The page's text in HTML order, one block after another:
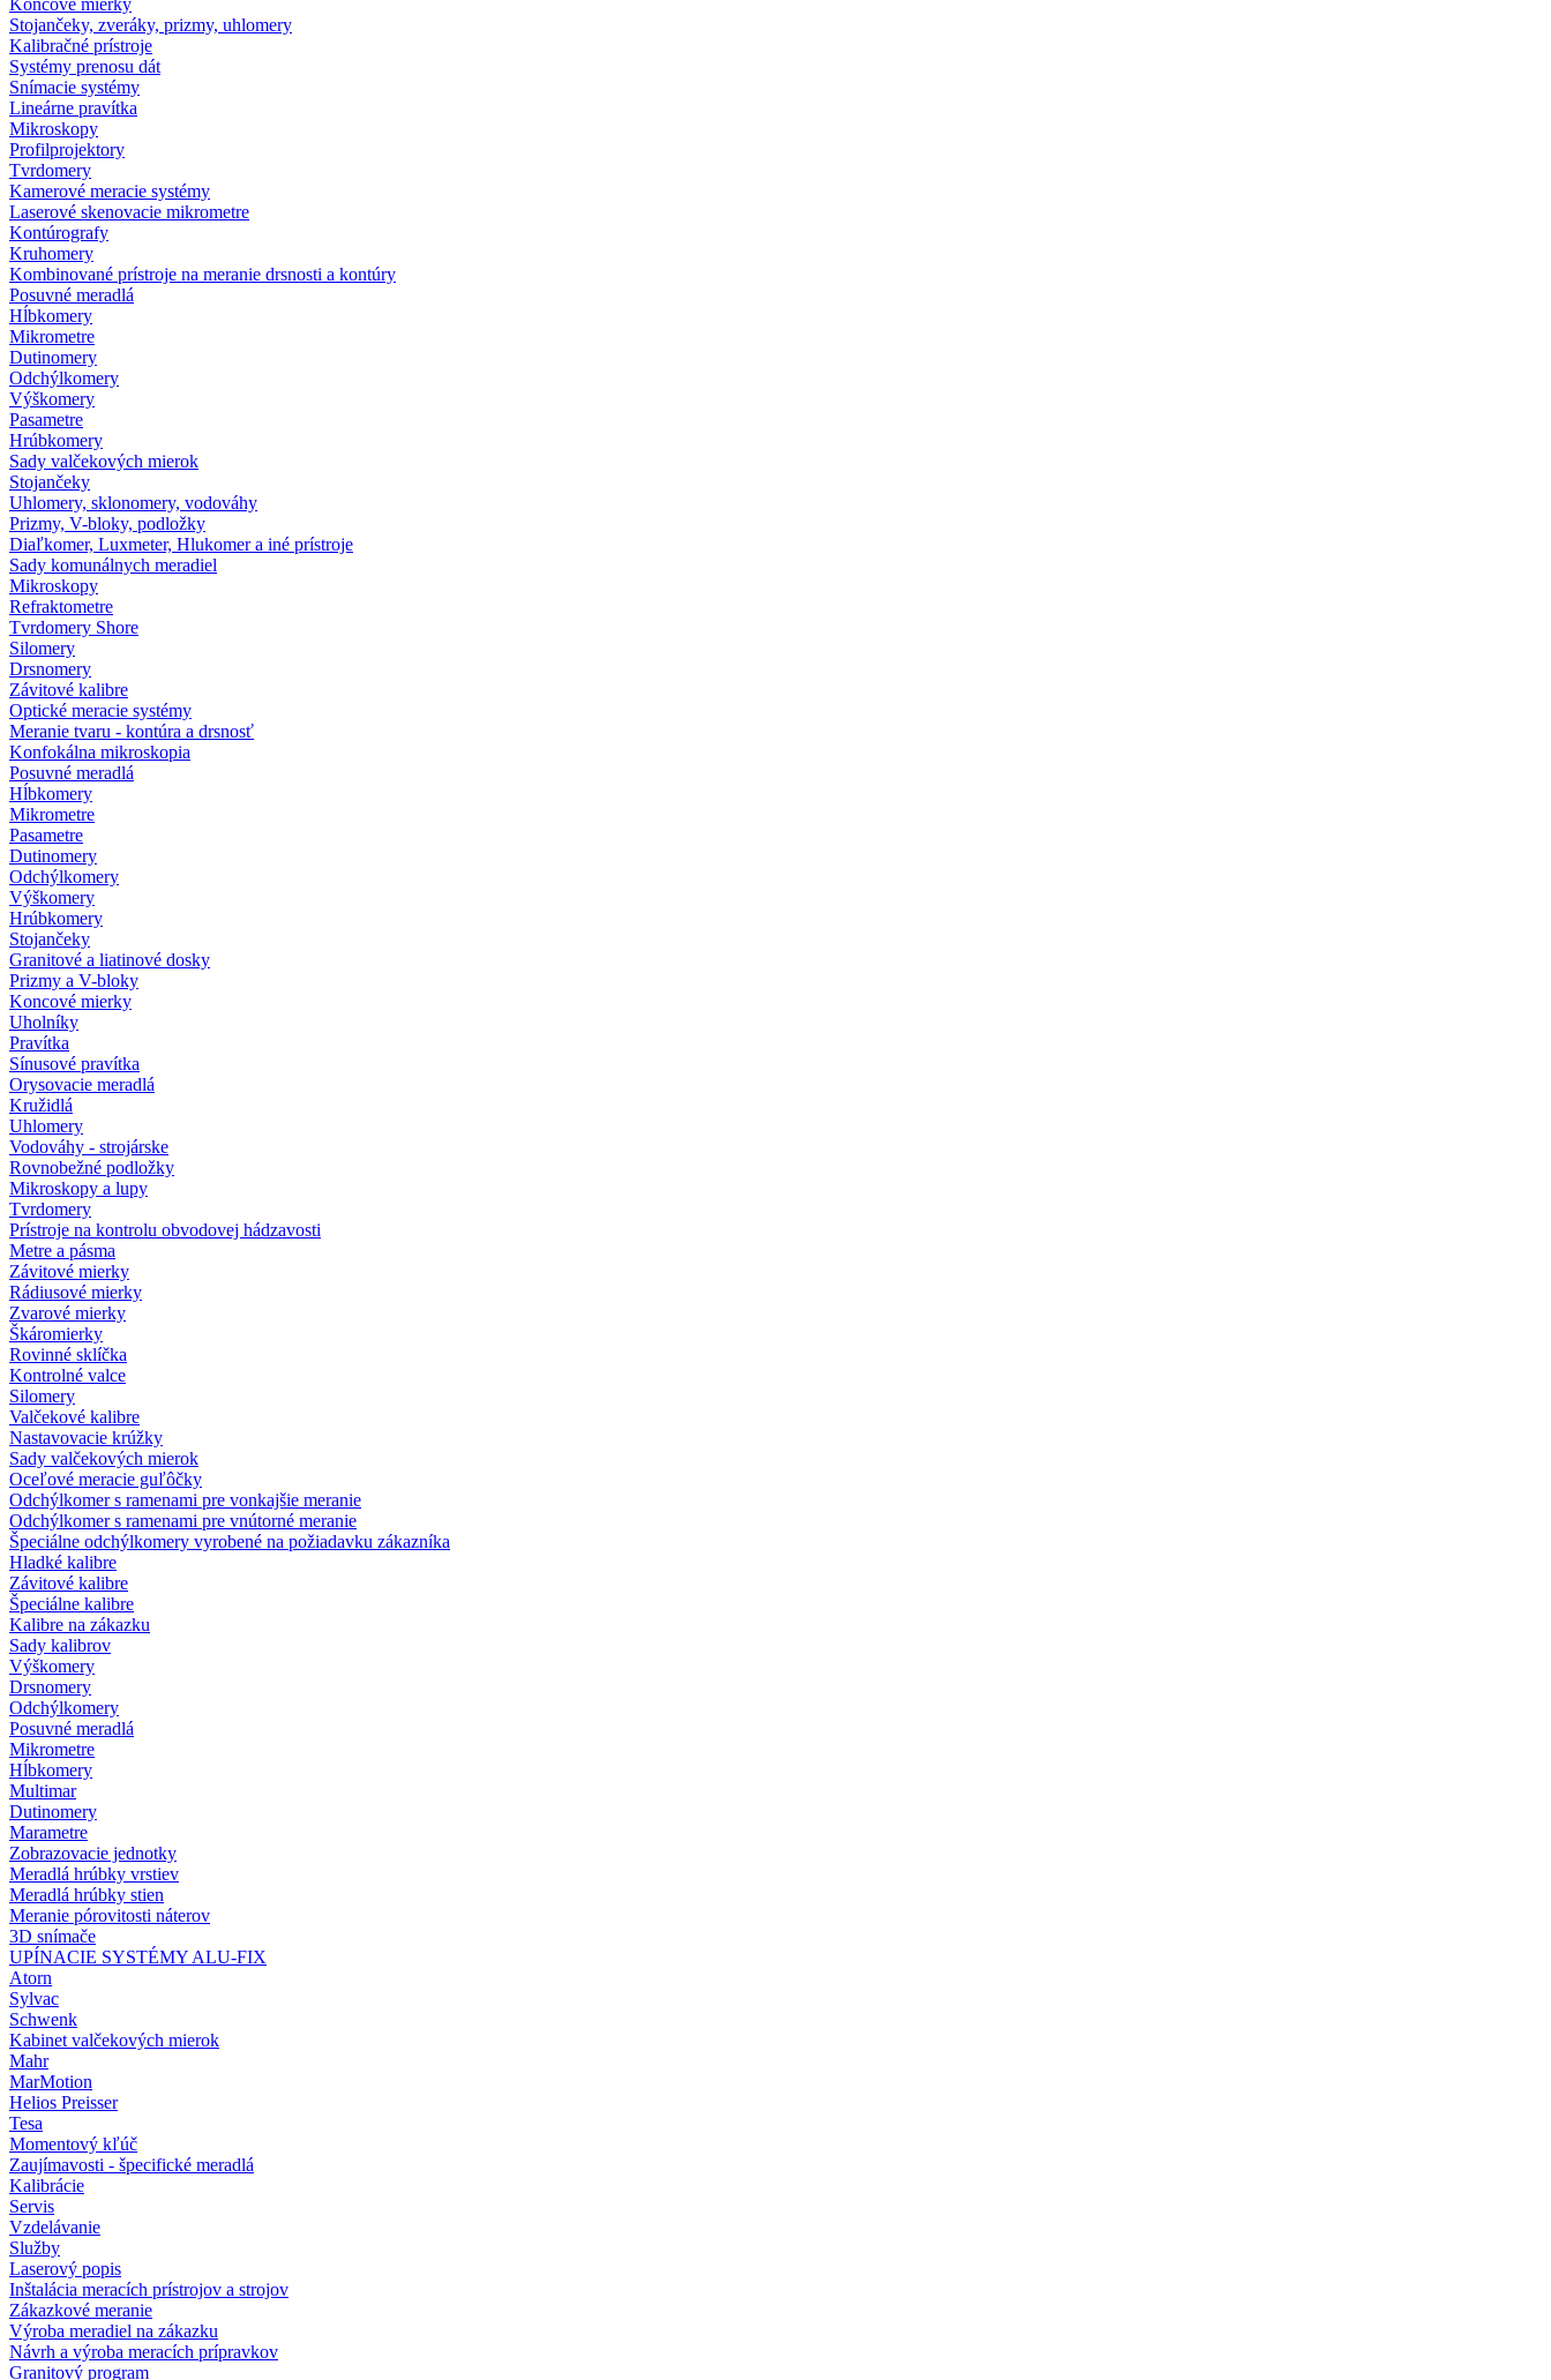
Stojančeky, zveráky, prizmy, uhlomery
Kalibračné prístroje
Systémy prenosu dát
Snímacie systémy
Lineárne pravítka
Mikroskopy
Profilprojektory
Tvrdomery
Kamerové meracie systémy
Laserové skenovacie mikrometre
Kontúrografy
Kruhomery
Kombinované prístroje na meranie drsnosti a kontúry
Posuvné meradlá
Hĺbkomery
Mikrometre
Dutinomery
Odchýlkomery
Výškomery
Pasametre
Hrúbkomery
Sady valčekových mierok
Stojančeky
Uhlomery, sklonomery, vodováhy
Prizmy, V-bloky, podložky
Diaľkomer, Luxmeter, Hlukomer a iné prístroje
Sady komunálnych meradiel
Mikroskopy
Refraktometre
Tvrdomery Shore
Silomery
Drsnomery
Závitové kalibre
Optické meracie systémy
Meranie tvaru - kontúra a drsnosť
Konfokálna mikroskopia
Posuvné meradlá
Hĺbkomery
Mikrometre
Pasametre
Dutinomery
Odchýlkomery
Výškomery
Hrúbkomery
Stojančeky
Granitové a liatinové dosky
Prizmy a V-bloky
Koncové mierky
Uholníky
Pravítka
Sínusové pravítka
Orysovacie meradlá
Kružidlá
Uhlomery
Vodováhy - strojárske
Rovnobežné podložky
Mikroskopy a lupy
Tvrdomery
Prístroje na kontrolu obvodovej hádzavosti
Metre a pásma
Závitové mierky
Rádiusové mierky
Zvarové mierky
Škáromierky
Rovinné sklíčka
Kontrolné valce
Silomery
Valčekové kalibre
Nastavovacie krúžky
Sady valčekových mierok
Oceľové meracie guľôčky
Odchýlkomer s ramenami pre vonkajšie meranie
Odchýlkomer s ramenami pre vnútorné meranie
Špeciálne odchýlkomery vyrobené na požiadavku zákazníka
Hladké kalibre
Závitové kalibre
Špeciálne kalibre
Kalibre na zákazku
Sady kalibrov
Výškomery
Drsnomery
Odchýlkomery
Posuvné meradlá
Mikrometre
Hĺbkomery
Multimar
Dutinomery
Marametre
Zobrazovacie jednotky
Meradlá hrúbky vrstiev
Meradlá hrúbky stien
Meranie pórovitosti náterov
3D snímače
UPÍNACIE SYSTÉMY ALU-FIX
Atorn
Sylvac
Schwenk
Kabinet valčekových mierok
Mahr
MarMotion
Helios Preisser
Tesa
Momentový kľúč
Zaujímavosti - špecifické meradlá
Kalibrácie
Servis
Vzdelávanie
Služby
Laserový popis
Inštalácia meracích prístrojov a strojov
Zákazkové meranie
Výroba meradiel na zákazku
Návrh a výroba meracích prípravkov
Granitový program